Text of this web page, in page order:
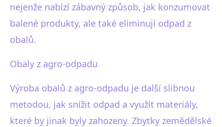
nejenže nabízí zábavný způsob, jak konzumovat
balené produkty, ale také eliminují odpad z
obalů.
Obaly z agro-odpadu
Výroba obalů z agro-odpadu je další slibnou
metodou, jak snížit odpad a využít materiály,
které by jinak byly zahozeny. Zbytky zemědělské